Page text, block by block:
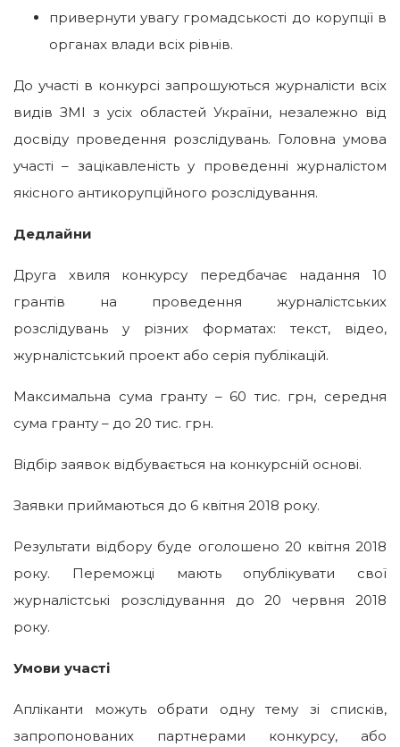
привернути увагу громадськості до корупції в
органах влади всіх рівнів.
До участі в конкурсі запрошуються журналісти всіх
видів ЗМІ з усіх областей України, незалежно від
досвіду проведення розслідувань. Головна умова
участі – зацікавленість у проведенні журналістом
якісного антикорупційного розслідування.
Дедлайни
Друга хвиля конкурсу передбачає надання 10
грантів на проведення журналістських
розслідувань у різних форматах: текст, відео,
журналістський проект або серія публікацій.
Максимальна сума гранту – 60 тис. грн, середня
сума гранту – до 20 тис. грн.
Відбір заявок відбувається на конкурсній основі.
Заявки приймаються до 6 квітня 2018 року.
Результати відбору буде оголошено 20 квітня 2018
року. Переможці мають опублікувати свої
журналістські розслідування до 20 червня 2018
року.
Умови участі
Апліканти можуть обрати одну тему зі списків,
запропонованих партнерами конкурсу, або